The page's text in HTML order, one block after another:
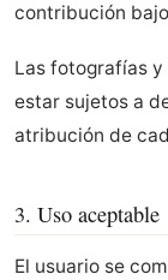
contribución
Las fotografías
estar sujetos a
atribución de
3. Uso aceptable
El usuario se